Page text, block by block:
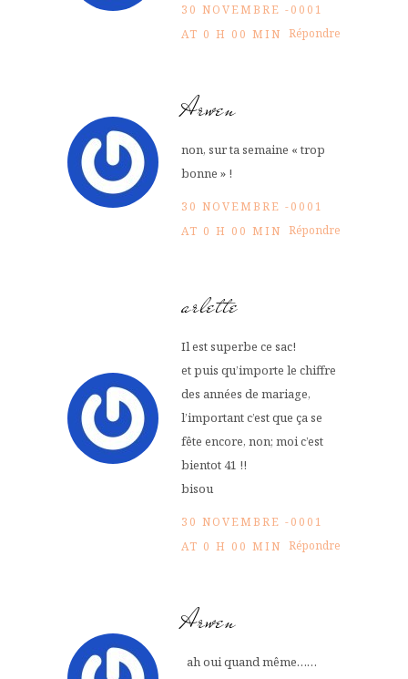
30 NOVEMBRE -0001
AT 0 H 00 MIN Répondre
Arwen
non, sur ta semaine « trop
bonne » !
30 NOVEMBRE -0001
AT 0 H 00 MIN Répondre
arlette
Il est superbe ce sac!
et puis qu’importe le chiffre
des années de mariage,
l’important c’est que ça se
fête encore, non; moi c’est
bientot 41 !!
bisou
30 NOVEMBRE -0001
AT 0 H 00 MIN Répondre
Arwen
ah oui quand même……